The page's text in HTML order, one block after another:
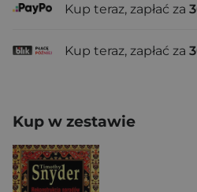
Kup teraz, zapłać za
Kup teraz, zapłać za
Kup w zestawie